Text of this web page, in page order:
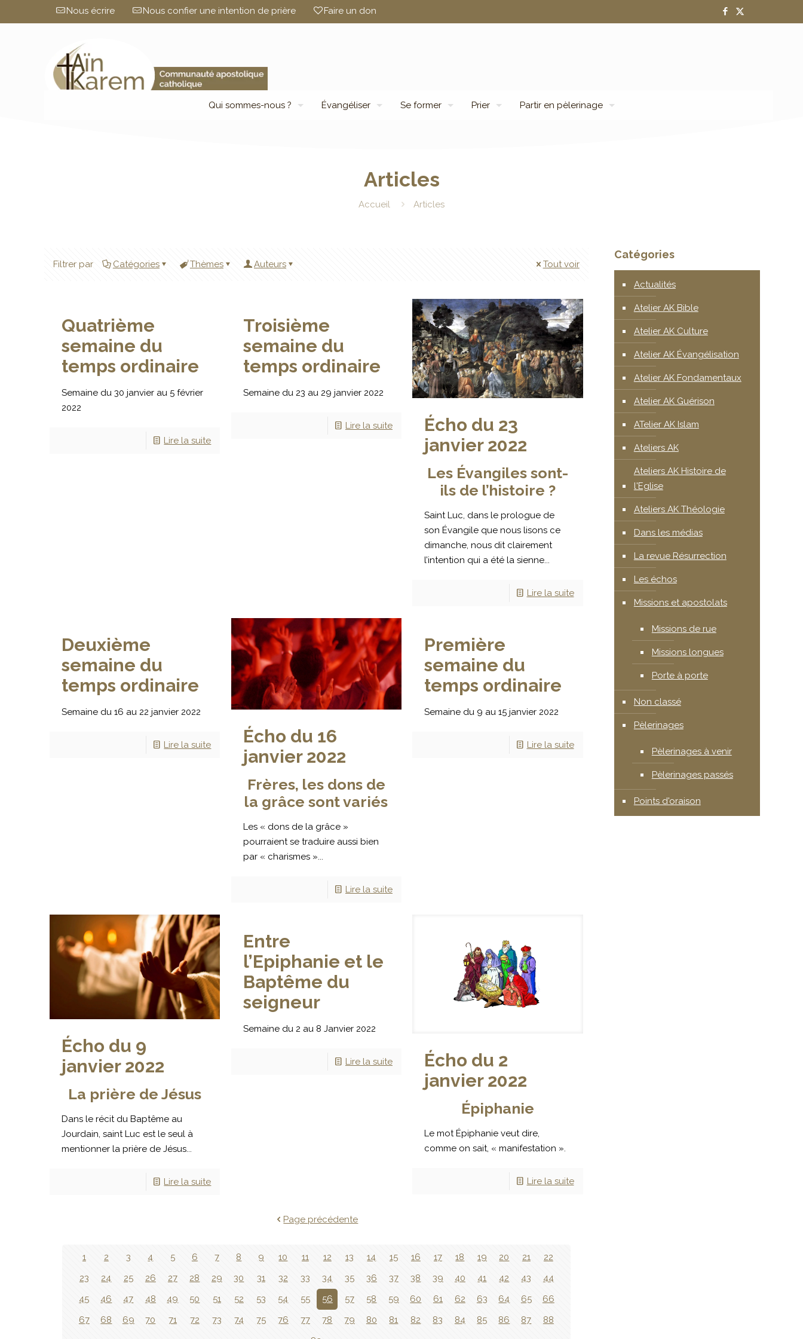
Nous écrire Nous confier une intention de prière Faire un don
Qui sommes-nous ? Évangéliser Se former Prier Partir en pèlerinage
Articles
Accueil Articles
Filtrer par Catégories Thèmes Auteurs Tout voir
Quatrième
semaine du
temps ordinaire
Semaine du 30 janvier au 5 février
2022
Lire la suite
Troisième
semaine du
temps ordinaire
Semaine du 23 au 29 janvier 2022
Lire la suite
Écho du 23
janvier 2022
Les Évangiles sont-
ils de l’histoire ?
Saint Luc, dans le prologue de
son Évangile que nous lisons ce
dimanche, nous dit clairement
l’intention qui a été la sienne...
Lire la suite
Deuxième
semaine du
temps ordinaire
Semaine du 16 au 22 janvier 2022
Lire la suite
Écho du 16
janvier 2022
Frères, les dons de
la grâce sont variés
Les « dons de la grâce »
pourraient se traduire aussi bien
par « charismes »...
Lire la suite
Première
semaine du
temps ordinaire
Semaine du 9 au 15 janvier 2022
Lire la suite
Écho du 9
janvier 2022
La prière de Jésus
Dans le récit du Baptême au
Jourdain, saint Luc est le seul à
mentionner la prière de Jésus...
Lire la suite
Entre
l’Epiphanie et le
Baptême du
seigneur
Semaine du 2 au 8 Janvier 2022
Lire la suite
Écho du 2
janvier 2022
Épiphanie
Le mot Épiphanie veut dire,
comme on sait, « manifestation ».
Lire la suite
Page précédente
1 2 3 4 5 6 7 8 9 10 11 12 13 14 15 16 17 18 19 20 21
22
23
24 25 26 27 28 29 30 31 32 33 34 35 36 37 38 39 40 41 42 43
44
45
46 47 48 49 50 51 52 53 54 55 56 57 58 59 60 61 62 63 64 65
66
67
68 69 70 71 72 73 74 75 76 77 78 79 80 81 82 83 84 85 86 87
88
Catégories
Actualités
Atelier AK Bible
Atelier AK Culture
Atelier AK Évangélisation
Atelier AK Fondamentaux
Atelier AK Guérison
ATelier AK Islam
Ateliers AK
Ateliers AK Histoire de
l'Eglise
Ateliers AK Théologie
Dans les médias
La revue Résurrection
Les échos
Missions et apostolats
Missions de rue
Missions longues
Porte à porte
Non classé
Pèlerinages
Pèlerinages à venir
Pèlerinages passés
Points d'oraison